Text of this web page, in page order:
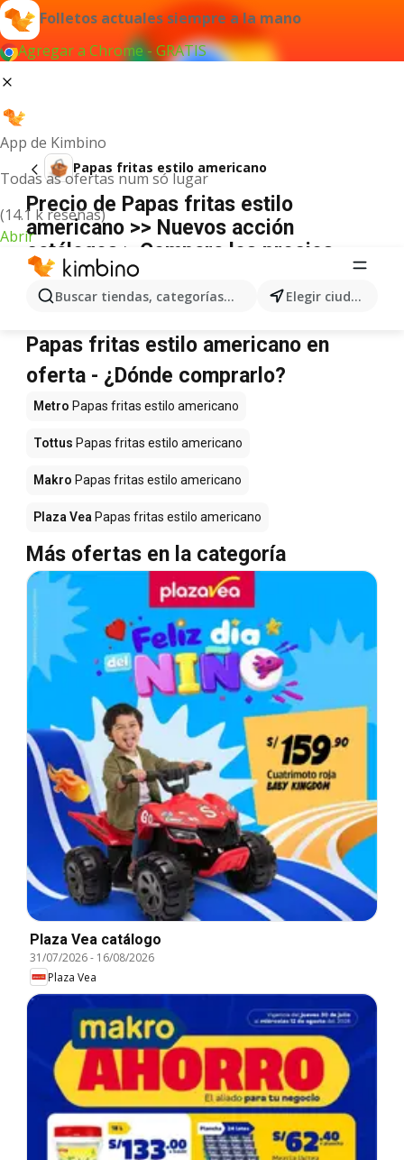
Folletos actuales siempre a la mano
Agregar a Chrome - GRATIS
App de Kimbino
Todas as ofertas num só lugar
(14.1 k reseñas)
Abrir
Buscar tiendas, categorías, productos... Elegir ciudad
Papas fritas estilo americano
Precio de Papas fritas estilo
americano >> Nuevos acción
catálogos > Compara los precios
online ☄️
No hemos encontrado resultados para este
Papas fritas estilo americano en
oferta - ¿Dónde comprarlo?
Metro Papas fritas estilo americano
Tottus Papas fritas estilo americano
Makro Papas fritas estilo americano
Plaza Vea Papas fritas estilo americano
Más ofertas en la categoría
Plaza Vea catálogo
31/07/2026- 16/08/2026
Plaza Vea